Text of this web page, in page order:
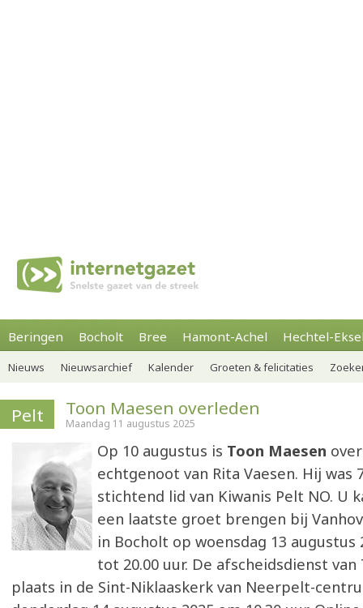
Beringen Bocholt Bree Hamont-Achel Hechtel-
Nieuws Nieuwsarchief Kalender Groeten & felicitaties
Pelt Toon Maesen overleden
Maandag 11 augustus 2025
Op 10 augustus is Toon Maesen
echtgenoot van Rita Vaesen. Hij was
stichtend lid van Kiwanis Pelt NO. U
een laatste groet brengen bij
in Bocholt op woensdag 13 augustus
tot 20.00 uur. De afscheidsdienst
plaats in de Sint-Niklaaskerk van Neerpelt-